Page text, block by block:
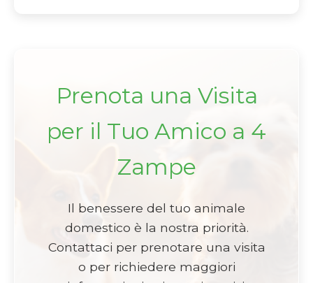
Prenota una Visita
per il Tuo Amico a 4
Zampe
Il benessere del tuo animale
domestico è la nostra priorità.
Contattaci per prenotare una visita
o per richiedere maggiori